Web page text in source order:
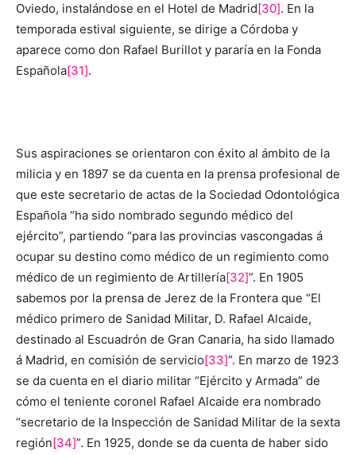
Oviedo, instalándose en el Hotel de Madrid[30]. En la
temporada estival siguiente, se dirige a Córdoba y
aparece como don Rafael Burillot y pararía en la Fonda
Española[31].
Sus aspiraciones se orientaron con éxito al ámbito de la
milicia y en 1897 se da cuenta en la prensa profesional de
que este secretario de actas de la Sociedad Odontológica
Española “ha sido nombrado segundo médico del
ejército”, partiendo “para las provincias vascongadas á
ocupar su destino como médico de un regimiento como
médico de un regimiento de Artillería[32]”. En 1905
sabemos por la prensa de Jerez de la Frontera que “El
médico primero de Sanidad Militar, D. Rafael Alcaide,
destinado al Escuadrón de Gran Canaria, ha sido llamado
á Madrid, en comisión de servicio[33]”. En marzo de 1923
se da cuenta en el diario militar “Ejército y Armada” de
cómo el teniente coronel Rafael Alcaide era nombrado
“secretario de la Inspección de Sanidad Militar de la sexta
región[34]”. En 1925, donde se da cuenta de haber sido